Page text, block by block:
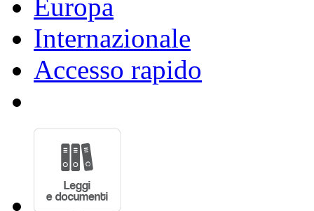
Europa
Internazionale
Accesso rapido